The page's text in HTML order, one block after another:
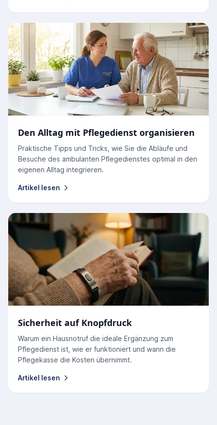
Den Alltag mit Pflegedienst organisieren
Praktische Tipps und Tricks, wie Sie die Abläufe und
Besuche des ambulanten Pflegedienstes optimal in den
eigenen Alltag integrieren.
Artikel lesen
Sicherheit auf Knopfdruck
Warum ein Hausnotruf die ideale Ergänzung zum
Pflegedienst ist, wie er funktioniert und wann die
Pflegekasse die Kosten übernimmt.
Artikel lesen